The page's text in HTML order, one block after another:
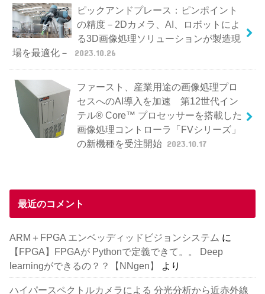
ピックアンドプレース：ピンポイント
の精度－2Dカメラ、AI、ロボットによ
る3D画像処理ソリューションが製造現
場を最適化－
2023.10.26
ファースト、産業用途の画像処理プロ
セスへのAI導入を加速 第12世代イン
テル® Core™ プロセッサーを搭載した
画像処理コントローラ「FVシリーズ」
の新機種を受注開始 2023.10.17
最近のコメント
ARM＋FPGA エンベッディッドビジョンシステム に
【FPGA】FPGAが Pythonで定義できて。。 Deep
learningができるの？？【NNgen】
より
ハイパースペクトルカメラによる 分光分析から近赤外線